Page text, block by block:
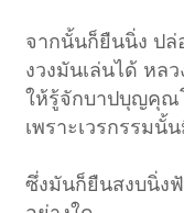
จากนั้นก็ยืนนิ่ง ปล่
งวงมันเล่นได้ หล
ให้รู้จักบาปบุญคุณ
เพราะเวรกรรมนั้
ซึ่งมันก็ยืนสงบนิ่ง